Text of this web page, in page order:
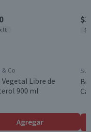
lt
& Co
Libre de
900 ml
Agregar